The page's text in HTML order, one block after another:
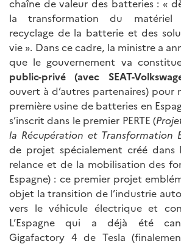
chaîne de valeur des batteries : «
la transformation du matériel
recyclage de la batterie et des
vie ». Dans ce cadre, la ministre a
que le gouvernement va
public-privé (avec SEAT-
ouvert à d’autres partenaires) pour
première usine de batteries en
s’inscrit dans le premier PERTE (
la Récupération et Transformation
de projet spécialement créé
relance et de la mobilisation des
Espagne) : ce premier projet
objet la transition de l’industrie
vers le véhicule électrique et
L’Espagne qui a déjà été
Gigafactory 4 de Tesla